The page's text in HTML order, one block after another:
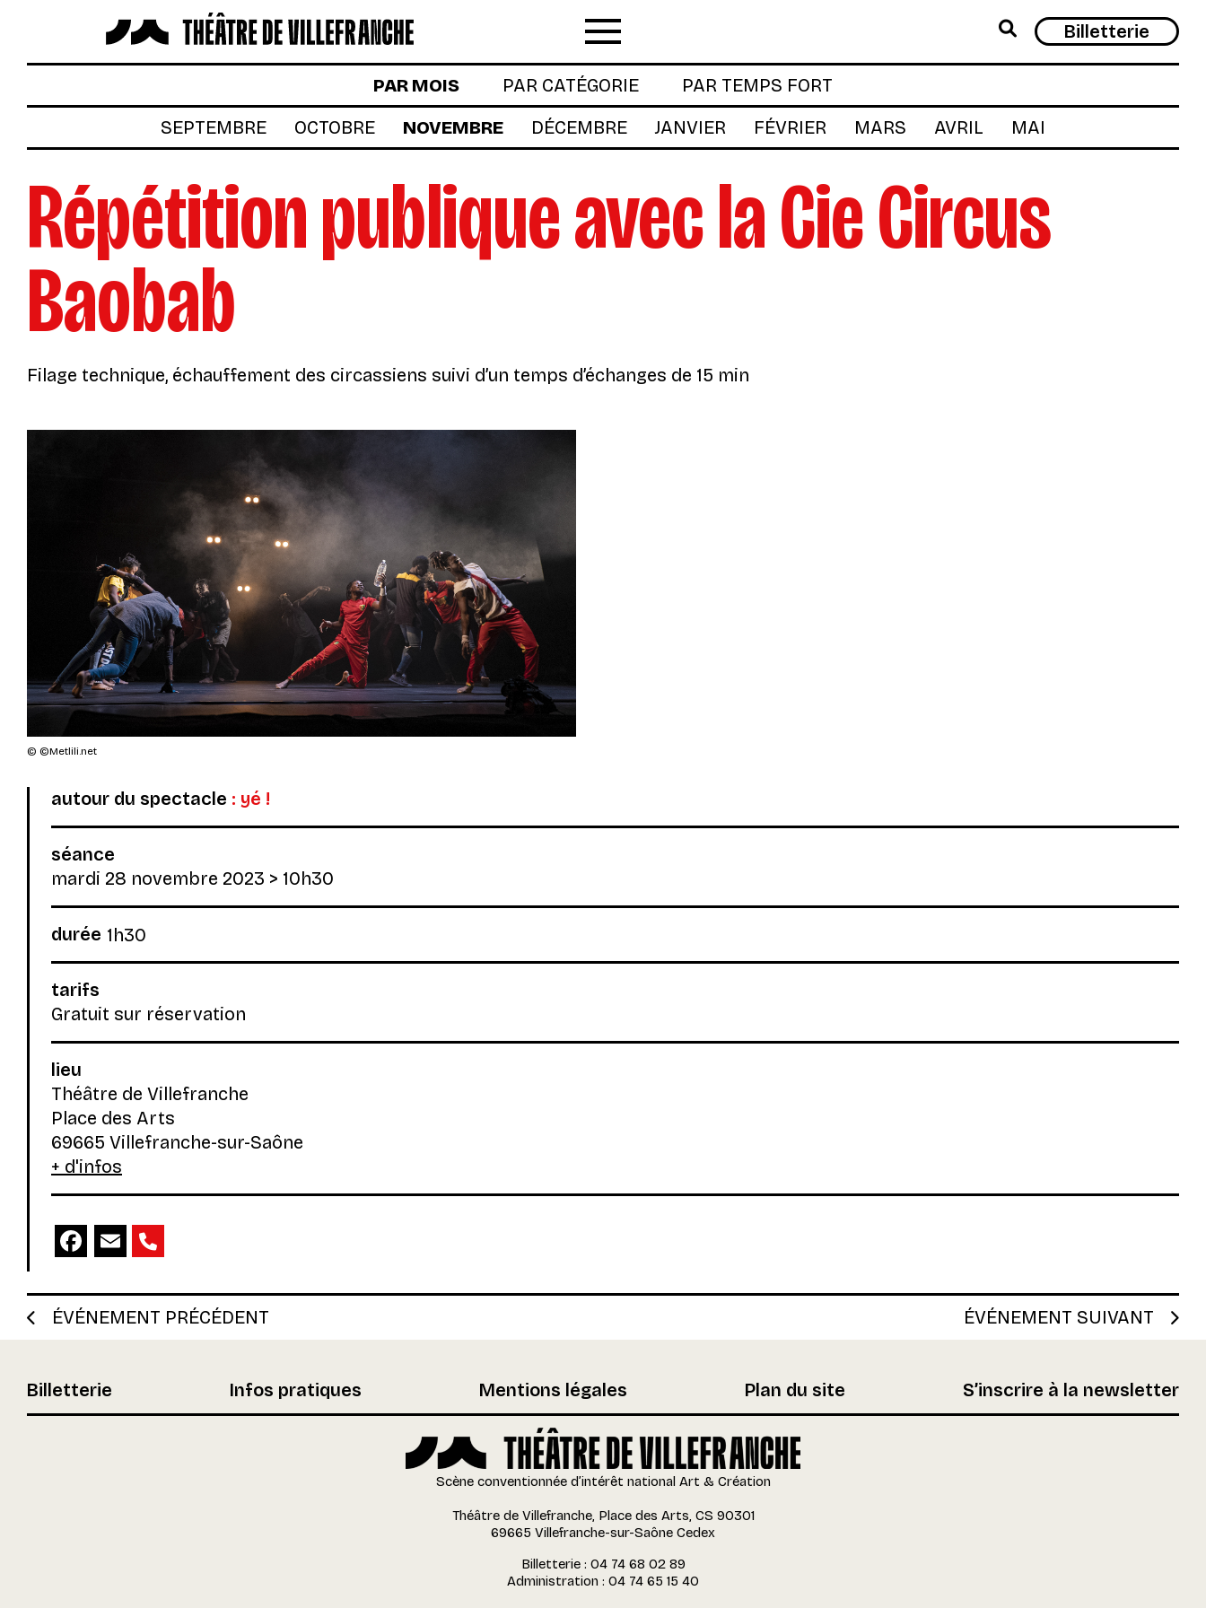
Menu Billetterie
AUTOUR DES SPECTACLES
LE THÉÂTRE
ACTUALITÉS
BILLETTERIE
VOTRE VENUE AU THÉÂTRE
À TÉLÉCHARGER
PAR MOIS PAR CATÉGORIE
PAR TEMPS FORT
SEPTEMBRE
OCTOBRE NOVEMBRE DÉCEMBRE JANVIER FÉVRIER MARS AVRIL MAI
Répétition publique avec la Cie Circus
Baobab
Filage technique, échauffement des circassiens suivi d’un temps d’échanges de 15 min
© ©Metlili.net
autour du spectacle : yé !
séance
mardi 28 novembre 2023 > 10h30
durée 1h30
tarifs
Gratuit sur réservation
lieu
Théâtre de Villefranche
Place des Arts
69665 Villefranche-sur-Saône
+ d'infos
ÉVÉNEMENT PRÉCÉDENT ÉVÉNEMENT SUIVANT
Billetterie Infos pratiques Mentions légales Plan du site S’inscrire à la newsletter
Scène conventionnée d’intérêt national Art & Création
Théâtre de Villefranche, Place des Arts, CS 90301
69665 Villefranche-sur-Saône Cedex
Billetterie : 04 74 68 02 89
Administration : 04 74 65 15 40